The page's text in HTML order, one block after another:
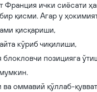
ички сиёсати
қисми. Агар у
қисқариши,
кўриб чиқилиши,
позицияга
ва оммавий қўллаб-